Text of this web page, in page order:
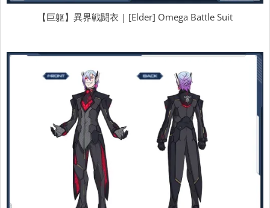
【巨躯】異界戦闘衣 | [Elder] Omega Battle Suit